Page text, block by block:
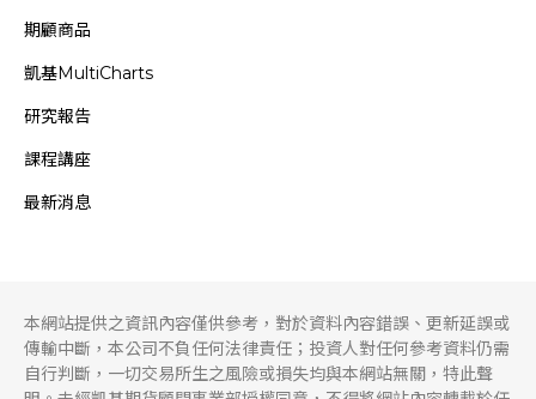
期顧商品
凱基MultiCharts
研究報告
課程講座
最新消息
本網站提供之資訊內容僅供參考，對於資料內容錯誤、更新延誤或
傳輸中斷，本公司不負任何法律責任；投資人對任何參考資料仍需
自行判斷，一切交易所生之風險或損失均與本網站無關，特此聲